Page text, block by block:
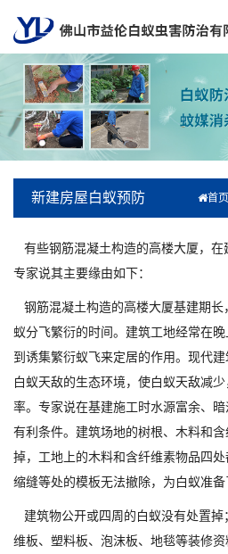
新建房屋白蚁预防 首页
有些钢筋混凝土构造的高楼大厦，在
专家说其主要缘由如下：
钢筋混凝土构造的高楼大厦基建期长
蚁分飞繁衍的时间。建筑工地经常在
到诱集繁衍蚁飞来定居的作用。现代
白蚁天敌的生态环境，使白蚁天敌减
率。专家说在基建施工时水源富余、
有利条件。建筑场地的树根、木料和
掉，工地上的木料和含纤维素物品四
缩缝等处的模板无法撤除，为白蚁准备
建筑物公开或四周的白蚁没有处置
维板、塑料板、泡沫板、地毯等装修